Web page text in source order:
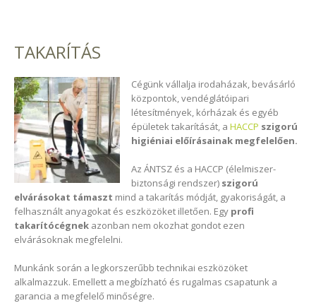
TAKARÍTÁS
Cégünk vállalja irodaházak, bevásárló
központok, vendéglátóipari
létesítmények, kórházak és egyéb
épületek takarítását, a HACCP szigorú
higiéniai előírásainak megfelelően.
Az ÁNTSZ és a HACCP (élelmiszer-
biztonsági rendszer) szigorú
elvárásokat támaszt mind a takarítás módját, gyakoriságát, a
felhasznált anyagokat és eszközöket illetően. Egy profi
takarítócégnekazonban nem okozhat gondot ezen
elvárásoknak megfelelni.
Munkánk során a legkorszerűbb technikai eszközöket
alkalmazzuk. Emellett a megbízható és rugalmas csapatunk a
garancia a megfelelő minőségre.